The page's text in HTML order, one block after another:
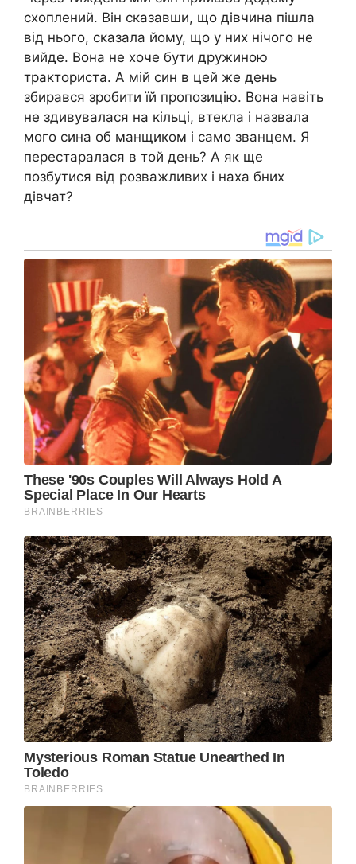
схоплений. Він сказавши, що дівчина пішла
від нього, сказала йому, що у них нічого не
вийде. Вона не хоче бути дружиною
тракториста. А мій син в цей же день
збирався зробити їй пропозицію. Вона навіть
не здивувалася на кільці, втекла і назвала
мого сина об манщиком і само званцем. Я
перестаралася в той день? А як ще
позбутися від розважливих і наха бних
дівчат?